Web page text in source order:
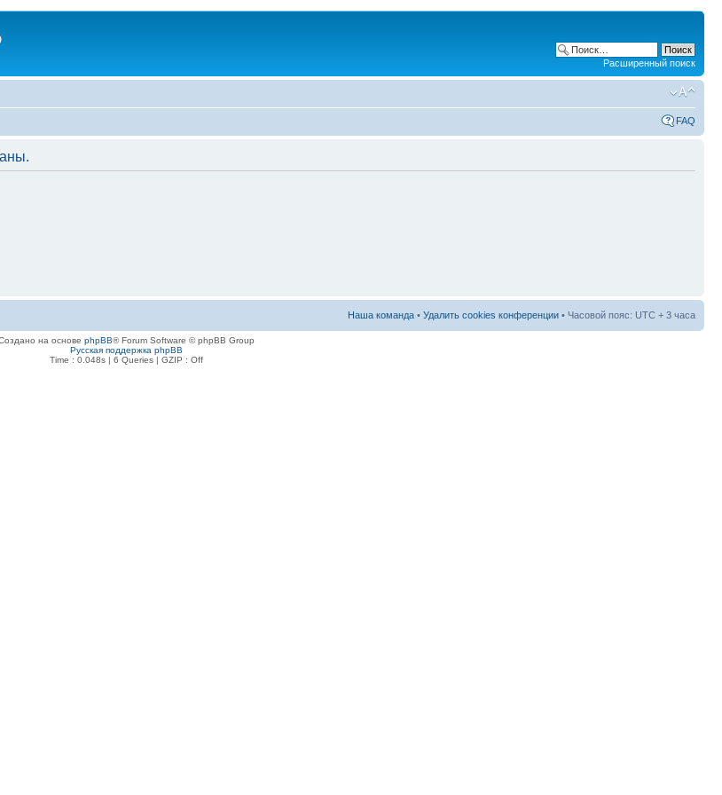
Расширенный поиск
FAQ
Наша команда • Удалить cookies конференции • Часовой пояс: UTC + 3 часа
на основе phpBB® Forum Software © phpBB Group
Русская поддержка phpBB
Time : 0.048s | 6 Queries | GZIP : Off